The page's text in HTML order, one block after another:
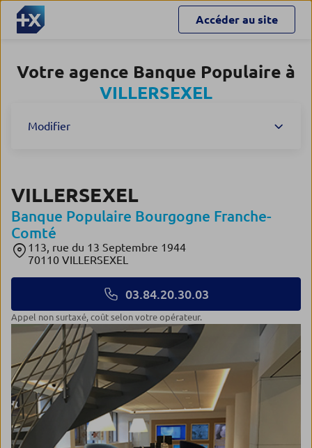
Accéder au site
Votre agence Banque Populaire à
VILLERSEXEL
Modifier
VILLERSEXEL
Banque Populaire Bourgogne Franche-
Comté
113, rue du 13 Septembre 1944
70110 VILLERSEXEL
03.84.20.30.03
Appel non surtaxé, coût selon votre opérateur.